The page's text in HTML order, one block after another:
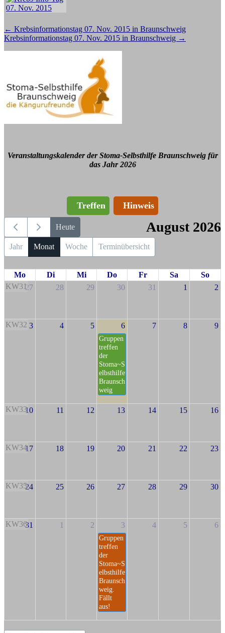
Beitragsnavigation
← Krebsinformationstag 07. Nov. 2015 in Braunschweig
Krebsinformationstag 07. Nov. 2015 in Braunschweig →
Veranstaltungskalender der Stoma-Selbsthilfe Braunschweig für
das Jahr 2026
Treffen Hinweis
Heute August 2026
Jahr Monat Woche Terminübersicht
Mo Di Mi Do Fr Sa
So
KW3127 28 29 30 31 1 2
KW32 3 4 5 6
Gruppen
treffen
der
Stoma~S
elbsthilfe
Braunsch
weig
7 8 9
KW3310 11 12 13 14 15 16
KW3417 18 19 20 21 22 23
KW3524 25 26 27 28 29 30
KW3631 1 2 3
Gruppen
treffen
der
Stoma~S
elbsthilfe
Braunsch
weig.
Fällt
aus!
4 5 6